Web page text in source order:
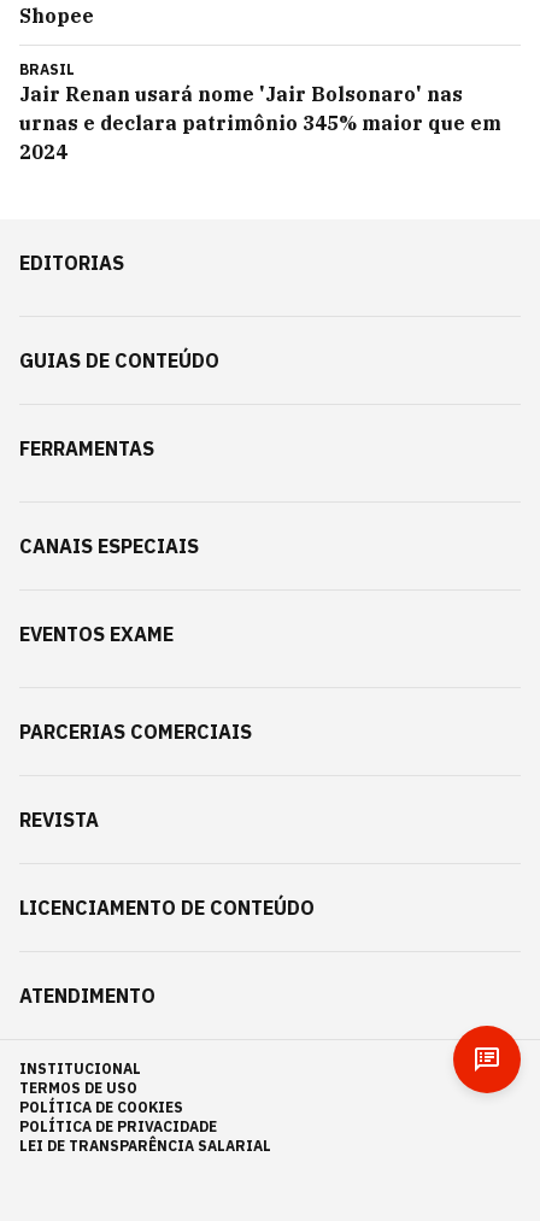
Shopee
BRASIL
Jair Renan usará nome 'Jair Bolsonaro' nas
urnas e declara patrimônio 345% maior que em
2024
EDITORIAS
GUIAS DE CONTEÚDO
FERRAMENTAS
CANAIS ESPECIAIS
EVENTOS EXAME
PARCERIAS COMERCIAIS
REVISTA
LICENCIAMENTO DE CONTEÚDO
ATENDIMENTO
INSTITUCIONAL
TERMOS DE USO
POLÍTICA DE COOKIES
POLÍTICA DE PRIVACIDADE
LEI DE TRANSPARÊNCIA SALARIAL